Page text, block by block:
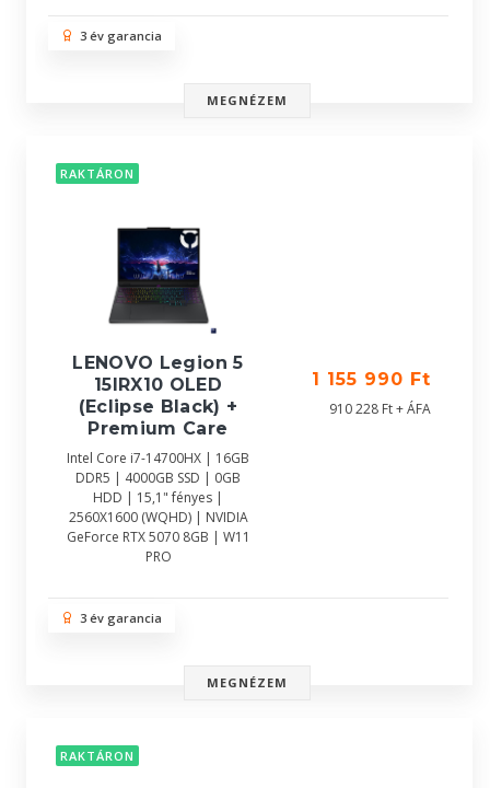
3 év garancia
MEGNÉZEM
RAKTÁRON
LENOVO Legion 5
15IRX10 OLED
(Eclipse Black) +
Premium Care
Intel Core i7-14700HX | 16GB
DDR5 | 4000GB SSD | 0GB
HDD | 15,1" fényes |
2560X1600 (WQHD) | NVIDIA
GeForce RTX 5070 8GB | W11
PRO
1 155 990 Ft
910 228 Ft + ÁFA
3 év garancia
MEGNÉZEM
RAKTÁRON